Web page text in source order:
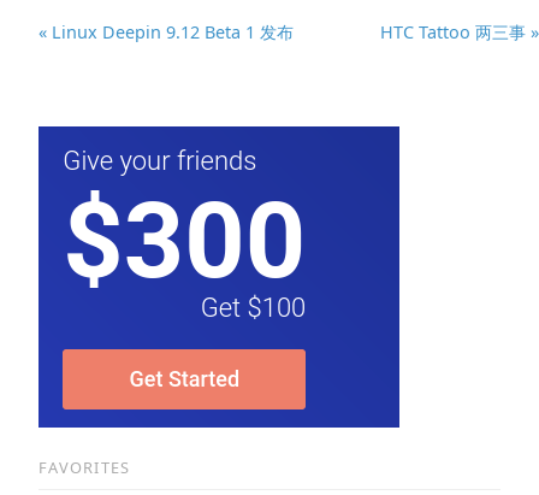
« Linux Deepin 9.12 Beta 1 发布 HTC Tattoo 两三事 »
FAVORITES